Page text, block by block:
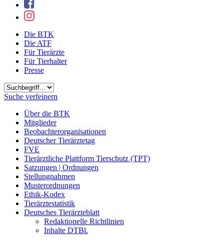
Die BTK
Die ATF
Für Tierärzte
Für Tierhalter
Presse
Suchbegriff
Suche verfeinern
Über die BTK
Mitglieder
Beobachterorganisationen
Deutscher Tierärztetag
FVE
Tierärztliche Plattform Tierschutz (TPT)
Satzungen | Ordnungen
Stellungnahmen
Musterordnungen
Ethik-Kodex
Tierärztestatistik
Deutsches Tierärzteblatt
Redaktionelle Richtlinien
Inhalte DTBl.